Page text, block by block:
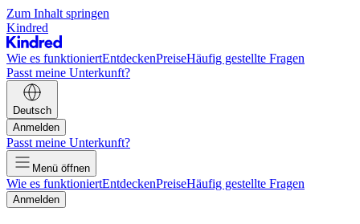
Zum Inhalt springen
Kindred
Wie es funktioniertEntdeckenPreiseHäufig gestellte Fragen
Passt meine Unterkunft?
Deutsch
Anmelden
Passt meine Unterkunft?
Menü öffnen
Wie es funktioniertEntdeckenPreiseHäufig gestellte Fragen
Anmelden